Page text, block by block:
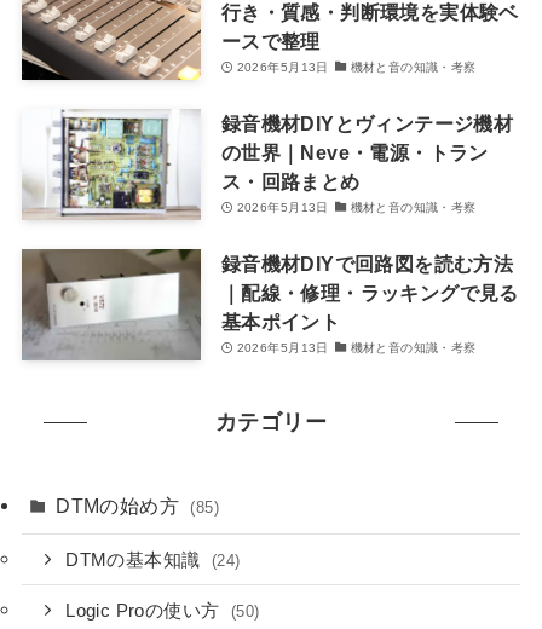
行き・質感・判断環境を実体験ベ
ースで整理
2026年5月13日 機材と音の知識・考察
録音機材DIYとヴィンテージ機材
の世界｜Neve・電源・トラン
ス・回路まとめ
2026年5月13日 機材と音の知識・考察
録音機材DIYで回路図を読む方法
｜配線・修理・ラッキングで見る
基本ポイント
2026年5月13日 機材と音の知識・考察
カテゴリー
DTMの始め方 (85)
DTMの基本知識 (24)
Logic Proの使い方 (50)